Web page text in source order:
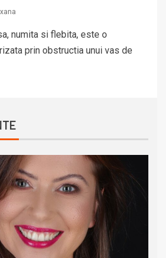
numita si flebita, este o
prin obstructia unui vas de